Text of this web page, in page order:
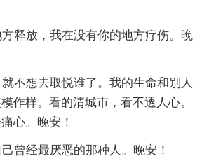
释放，我在没有你的地方疗伤。晚
不想去取悦谁了。我的生命和别人
作样。看的清城市，看不透人心。
心。晚安！
曾经最厌恶的那种人。晚安！